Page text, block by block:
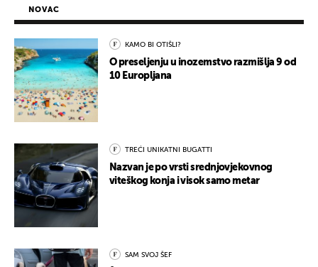
NOVAC
KAMO BI OTIŠLI?
O preseljenju u inozemstvo razmišlja 9 od
10 Europljana
TREĆI UNIKATNI BUGATTI
Nazvan je po vrsti srednjovjekovnog
viteškog konja i visok samo metar
SAM SVOJ ŠEF